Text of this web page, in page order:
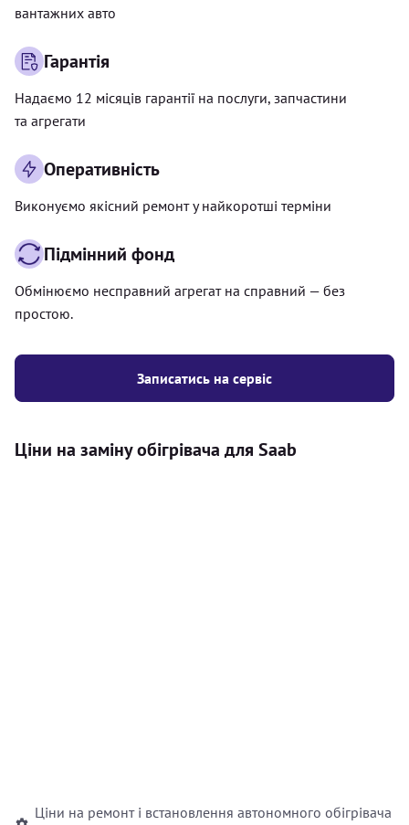
Записатись на сервіс
вантажних авто
Гарантія
Надаємо 12 місяців гарантії на послуги, запчастини
та агрегати
Оперативність
Виконуємо якісний ремонт у найкоротші терміни
Підмінний фонд
Обмінюємо несправний агрегат на справний — без
простою.
Ціни на заміну обігрівача для Saab
Ціни на ремонт і встановлення автономного обігрівача